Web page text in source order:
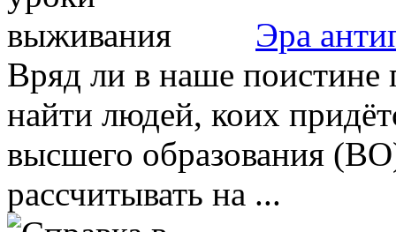
Эра
Вряд ли в наше
найти людей, коих
высшего образования
рассчитывать на ...